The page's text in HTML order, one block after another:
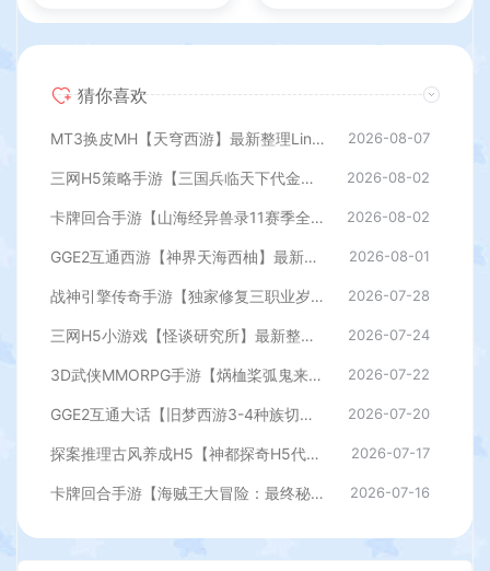
猜你喜欢
MT3换皮MH【天穹西游】最新整理Linux手工服务端+安卓苹果双端+GM后台+详细搭建教程+全套源码+视频教程 2026-08-07
三网H5策略手游【三国兵临天下代金券内购七合修复版】最新整理单机一键即玩镜像端+Linux手工服务端+管理后台+GM授权后台+简易安卓客户端+详细搭建教程+视频教程 2026-08-02
卡牌回合手游【山海经异兽录11赛季全人物代金券内购版】最新整理WIN系服务端+授权GM后台+管理后台+热更修改工具+安卓+详细搭建教程 2026-08-02
GGE2互通西游【神界天海西柚】最新整理Win系服务端+安卓苹果PC三端+内置GM工具+全套源码+详细搭建教程 2026-08-01
战神引擎传奇手游【独家修复三职业岁月无限刀-白猪3.0】最新整理Win系特色服务端+安卓苹果双端+GM授权后台+详细搭建教程 2026-07-28
三网H5小游戏【怪谈研究所】最新整理WIN系服务端+Linux手工服务端+详细搭建教程 2026-07-24
3D武侠MMORPG手游【焫桖桨弧鬼来7职业精修代金券内购版】最新整Linux手工服务端+安卓苹果双端+CDK授权后台+详细搭建教程 2026-07-22
GGE2互通大话【旧梦西游3-4种族切换】最新整理Win系服务端+安卓PC互通客户端+内置GM工具+全套源码+详细搭建教程 2026-07-20
探案推理古风养成H5【神都探奇H5代金券内购版】最新整理单机一键即玩镜像端+Linux手工服务端+CDK授权后台+详细搭建教程 2026-07-17
卡牌回合手游【海贼王大冒险：最终秘宝多区跨服版】最新整理单机一键即玩镜像端+Linux手工服务端+管理后台+CDK授权后台+安卓+详细搭建教程 2026-07-16